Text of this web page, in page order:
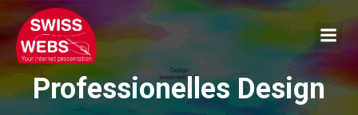
Skip
to
Professionelles Design